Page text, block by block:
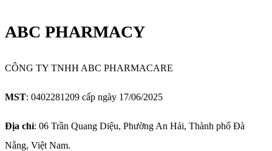
ABC PHARMACY
CÔNG TY TNHH ABC PHARMACARE
MST: 0402281209 cấp ngày 17/06/2025
Địa chỉ: 06 Trần Quang Diệu, Phường An Hải, Thành phố Đà
Nẵng, Việt Nam.